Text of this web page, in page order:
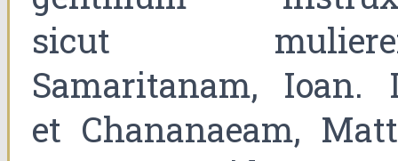
sicut
Samaritanam, Ioan.
et Chananaeam,